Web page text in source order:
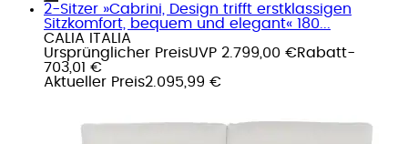
2-Sitzer »Cabrini, Design trifft erstklassigen
Sitzkomfort, bequem und elegant« 180...
CALIA ITALIA
Ursprünglicher PreisUVP 2.799,00 €Rabatt-
703,01 €
Aktueller Preis2.095,99 €